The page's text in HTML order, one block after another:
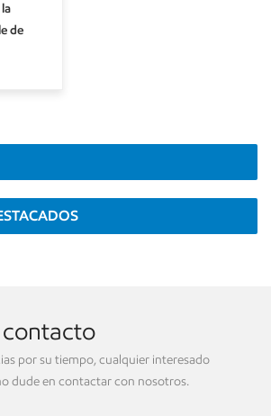
de
por su tiempo, cualquier interesado
dude en contactar con nosotros.